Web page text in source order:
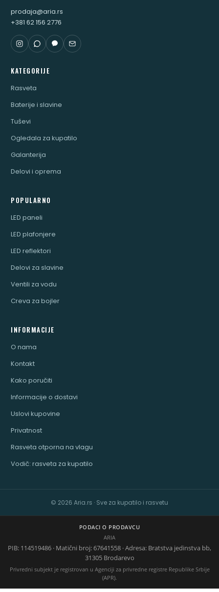
prodaja@aria.rs
+381 62 156 2776
KATEGORIJE
Rasveta
Baterije i slavine
Tuševi
Ogledala za kupatilo
Galanterija
Delovi i oprema
POPULARNO
LED paneli
LED plafonjere
LED reflektori
Delovi za slavine
Ventili za vodu
Creva za bojler
INFORMACIJE
O nama
Kontakt
Kako poručiti
Informacije o dostavi
Uslovi kupovine
Privatnost
Rasveta otporna na vlagu
Vodič: rasveta za kupatilo
© 2026 Aria.rs · Sve za kupatilo i rasvetu
PODACI O PRODAVCU
ARIA
PIB: 114519486 · Matični broj: 67641558 · Adresa: Bratstva jedinstva bb,
31305 Brodarevo
Privredni subjekt je registrovan u Agenciji za privredne registre Republike Srbije
(APR).